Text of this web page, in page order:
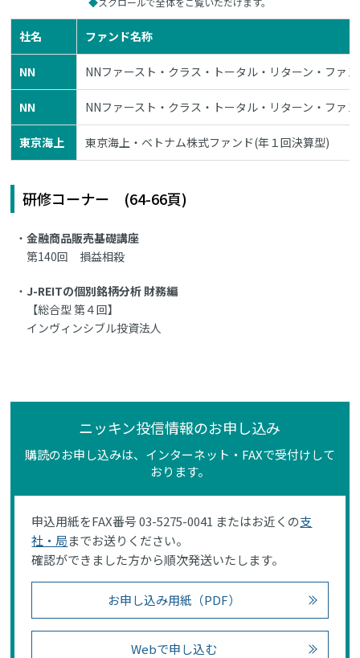
社名 ファンド名称
NN NNファースト・クラス・トータル・リターン・ファ
NN NNファースト・クラス・トータル・リターン・ファ
東京海上 東京海上・ベトナム株式ファンド(年１回決算型)
研修コーナー (64-66頁)
金融商品販売基礎講座
第140回 損益相殺
J-REITの個別銘柄分析 財務編
【総合型 第４回】
インヴィンシブル投資法人
ニッキン投信情報のお申し込み
購読のお申し込みは、インターネット・FAXで受付けして
おります。
申込用紙をFAX番号 03-5275-0041 またはお近くの支
社・局までお送りください。
確認ができました方から順次発送いたします。
お申し込み用紙（PDF）
Webで申し込む